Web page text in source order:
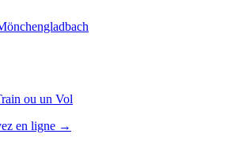
ou un Vol
en ligne →